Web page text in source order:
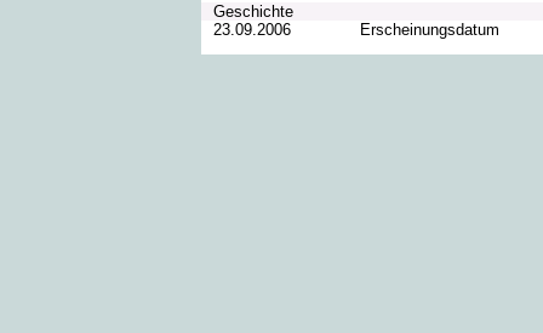
Geschichte
23.09.2006
Erscheinungsdatum